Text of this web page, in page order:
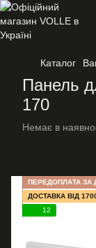
Каталог
Панель
170
Немає в
ПЕРЕДОПЛАТА ЗА
ДОСТАВКА ВІД
12